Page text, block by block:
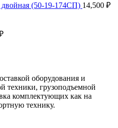
(50-19-174СП) 14,500 ₽
оборудования и
техники, грузоподъемной
комплектующих как на
технику.